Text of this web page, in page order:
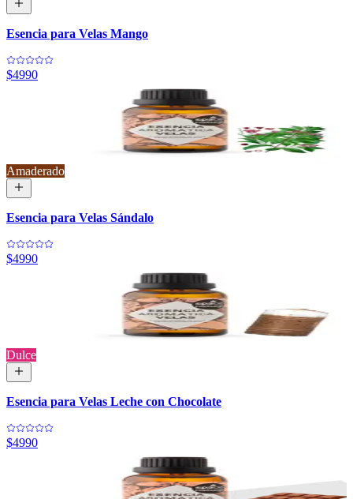
Esencia para Velas Mango
$4990
Amaderado
Esencia para Velas Sándalo
$4990
Dulce
Esencia para Velas Leche con Chocolate
$4990